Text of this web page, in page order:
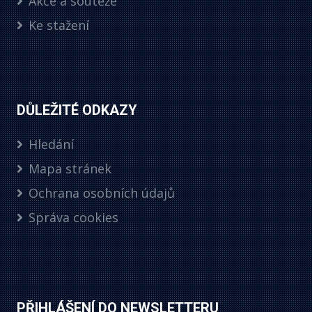
Ke stažení
DŮLEŽITÉ ODKAZY
Hledání
Mapa stránek
Ochrana osobních údajů
Správa cookies
PŘIHLÁŠENÍ DO NEWSLETTERU